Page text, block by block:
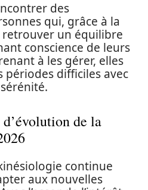
des
qui, grâce à la
un équilibre
conscience de leurs
à les gérer, elles
périodes difficiles avec
de la
continue
aux nouvelles